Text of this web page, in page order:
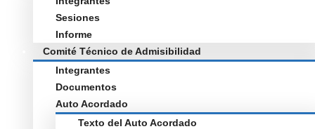
Sesiones
Informe
Comité Técnico de Admisibilidad
Integrantes
Documentos
Auto Acordado
Texto del Auto Acordado